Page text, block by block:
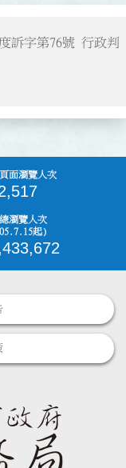
訴字第76號 行政判
面瀏覽人次
瀏覽人次
起)